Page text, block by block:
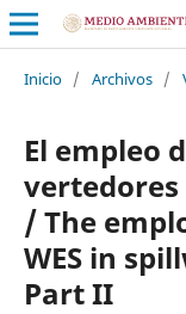
Inicio / Archivos /
El empleo
/ The
WES in
Part II